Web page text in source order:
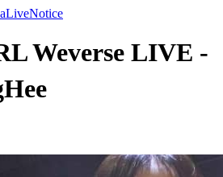
LiveNotice
Weverse LIVE -